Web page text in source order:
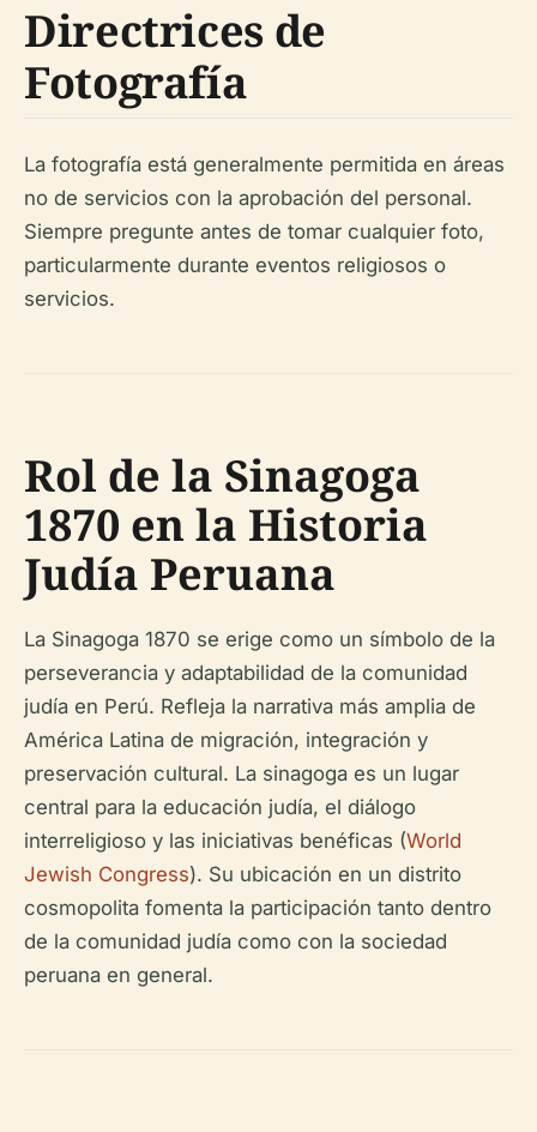
Directrices de
Fotografía
La fotografía está generalmente permitida en áreas
no de servicios con la aprobación del personal.
Siempre pregunte antes de tomar cualquier foto,
particularmente durante eventos religiosos o
servicios.
Rol de la Sinagoga
1870 en la Historia
Judía Peruana
La Sinagoga 1870 se erige como un símbolo de la
perseverancia y adaptabilidad de la comunidad
judía en Perú. Refleja la narrativa más amplia de
América Latina de migración, integración y
preservación cultural. La sinagoga es un lugar
central para la educación judía, el diálogo
interreligioso y las iniciativas benéficas (World
Jewish Congress). Su ubicación en un distrito
cosmopolita fomenta la participación tanto dentro
de la comunidad judía como con la sociedad
peruana en general.